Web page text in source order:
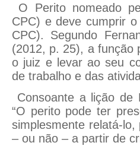
O Perito nomeado
CPC) e deve cumprir
CPC). Segundo
(2012, p. 25), a função
o juiz e levar ao seu
de trabalho e das
Consoante a lição de
“O perito pode ter
simplesmente relatá-
– ou não – a partir de